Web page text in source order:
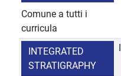
Comune a tutti i
curricula
INTEGRATED
STRATIGRAPHY